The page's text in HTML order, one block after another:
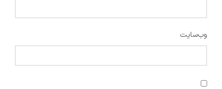
وب‌سایت